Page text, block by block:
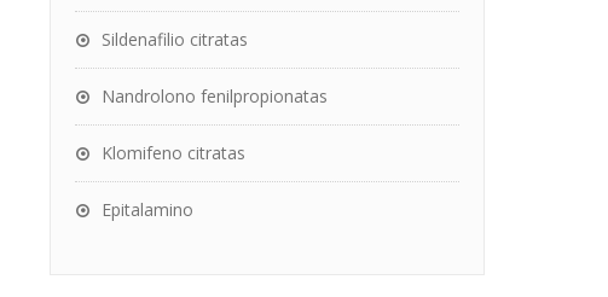
Sildenafilio citratas
Nandrolono fenilpropionatas
Klomifeno citratas
Epitalamino